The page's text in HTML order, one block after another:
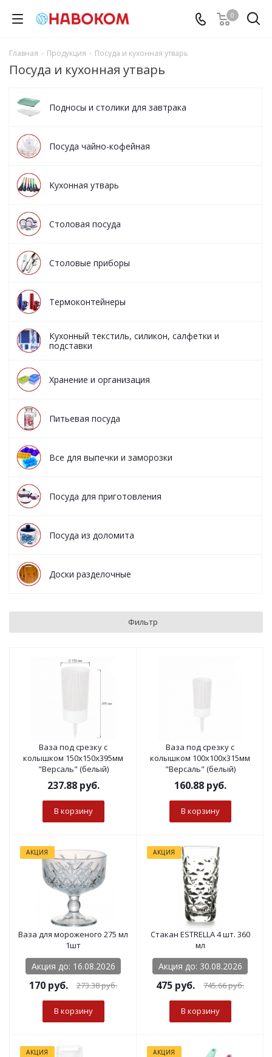
0
Главная - Продукция - Посуда и кухонная утварь
Посуда и кухонная утварь
Подносы и столики для завтрака
Посуда чайно-кофейная
Кухонная утварь
Столовая посуда
Столовые приборы
Термоконтейнеры
Кухонный текстиль, силикон, салфетки и
подставки
Хранение и организация
Питьевая посуда
Все для выпечки и заморозки
Посуда для приготовления
Посуда из доломита
Доски разделочные
Фильтр
Ваза под срезку с
колышком 150х150х395мм
"Версаль" (белый)
237.88руб.
В корзину
Ваза под срезку с
колышком 100х100х315мм
"Версаль" (белый)
160.88руб.
В корзину
АКЦИЯ
Ваза для мороженого 275 мл
1шт
Акция до: 16.08.2026
170 руб. 273.38руб.
В корзину
АКЦИЯ
Стакан ESTRELLA 4 шт. 360
мл
Акция до: 30.08.2026
475 руб. 745.66руб.
В корзину
АКЦИЯ АКЦИЯ